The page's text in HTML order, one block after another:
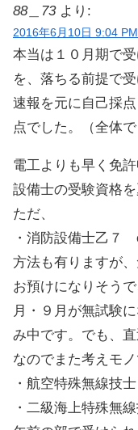
88＿73 より:
2016年6月10日 9:04 PM
本当は１０月期で
を、落ちる前提で受
速報を元に自己採
点でした。（全体で
電工よりも早く免
設備士の受験資格
ただ、
・消防設備士乙７
方法も有りますが
お預けになりそう
月・９月が無試験
み中です。でも、
なのでまた考えモノ
・航空特殊無線技士
・二級海上特殊無